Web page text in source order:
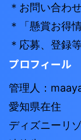
＊お問い合わ
＊「懸賞お得
＊応募、登録
プロフィール
管理人：
愛知県在住
ディズニーリ